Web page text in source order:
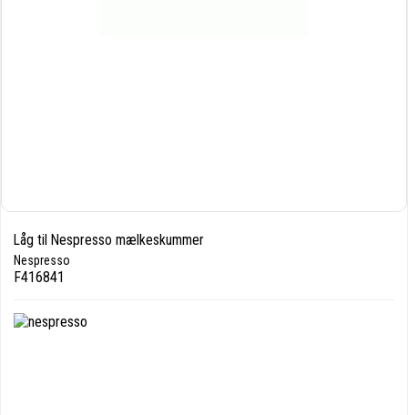
Låg til Nespresso mælkeskummer
Nespresso
F416841